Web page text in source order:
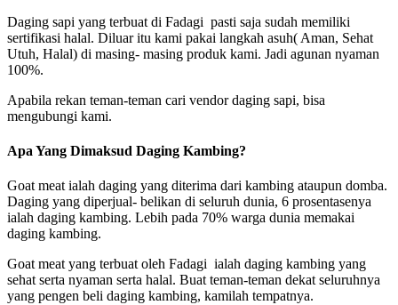
Daging sapi yang terbuat di Fadagi pasti saja sudah memiliki
sertifikasi halal. Diluar itu kami pakai langkah asuh( Aman, Sehat
Utuh, Halal) di masing- masing produk kami. Jadi agunan nyaman
100%.
Apabila rekan teman-teman cari vendor daging sapi, bisa
mengubungi kami.
Apa Yang Dimaksud Daging Kambing?
Goat meat ialah daging yang diterima dari kambing ataupun domba.
Daging yang diperjual- belikan di seluruh dunia, 6 prosentasenya
ialah daging kambing. Lebih pada 70% warga dunia memakai
daging kambing.
Goat meat yang terbuat oleh Fadagi ialah daging kambing yang
sehat serta nyaman serta halal. Buat teman-teman dekat seluruhnya
yang pengen beli daging kambing, kamilah tempatnya.